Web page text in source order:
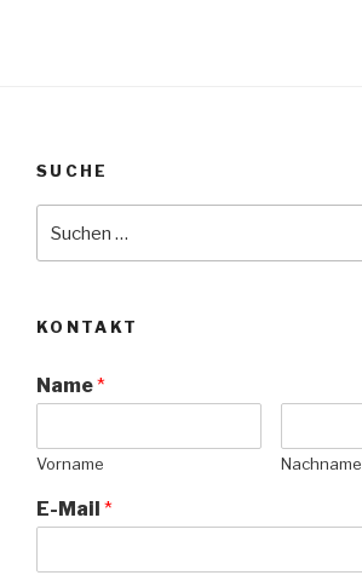
SUCHE
KONTAKT
Name*
Vorname Nachname
E-Mail *